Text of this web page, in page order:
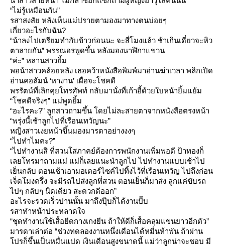
“ไม่รู้เหมือนกัน”
รสาสงสัย หลังเห็นแม่ปรายตามองมาทางตนบ่อยๆ
เกี่ยวอะไรกับฉัน?
“น้าลงไปเตรียมทำกับข้าวก่อนนะ จะสี่โมงแล้ว ช้าเกินเดี๋ยวจะหิว
ตาลายกัน” พรรณอรพูดขึ้น หลังมองนาฬิกาแขวน
“ค่ะ” หลานสาวยิ้ม
พอน้าสาวคล้อยหลัง เธอคว้าหนังสือพิมพ์มาอ่านฆ่าเวลา พลิกเปิด
อ่านคอลัมน์ ‘หางาน’ เผื่อจะโชคดี
พรรัตน์ที่เลิกคุยโทรศัพท์ กลับมานั่งที่เก้าอี้ด้วยใบหน้ายิ้มแย้ม
“โชคดีจริงๆ” แม่พูดยิ้ม
“อะไรคะ?” ลูกสาวถามขึ้น โดยไม่ละสายตาจากหนังสือตรงหน้า
“พรุ่งนี้เช้าลูกไปที่เรือนเทวัญนะ”
หญิงสาวเงยหน้าขึ้นมองมารดาอย่างงงๆ
“ไปทำไมคะ?”
“ไปทำงานสิ ที่สวนโสภาคย์ต้องการพนักงานเพิ่มพอดี ป้าทองก็
เลยโทรมาถามแม่ แม่ก็เลยแนะนำลูกไป ไปทำงานแบบเช้าไป
เย็นกลับ ตอนเช้าเอามอเตอร์ไซค์ไปทิ้งไว้ที่เรือนเทวัญ ไปถึงก่อน
เจ็ดโมงครึ่ง จะมีรถไปส่งลูกที่สวน ตอนเย็นก็มาส่ง ลูกแค่ขับรถ
ไปๆ กลับๆ นิดเดียว สะดวกดีออก”
อะไรจะรวดเร็วปานนั้น มาถึงปุ๊บก็ได้งานปั๊บ
รสาทำหน้าประหลาดใจ
“ชุดทำงานใช้เสื้อยืดกางเกงยีน ถ้าให้ดีก็เสื้อคลุมแขนยาวอีกตัว”
มารดาเล่าต่อ “ช่วงทดลองงานหนึ่งเดือนได้หมื่นห้าพัน ถ้าผ่าน
ปรก็ขึ้นเป็นหมื่นแปด เงินเดือนสูงขนาดนี้ แม่ว่าลูกน่าจะชอบ มี